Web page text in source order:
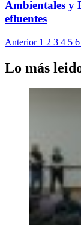
Ambientales y
efluentes
Anterior 1 2 3 4 5 6
Lo más